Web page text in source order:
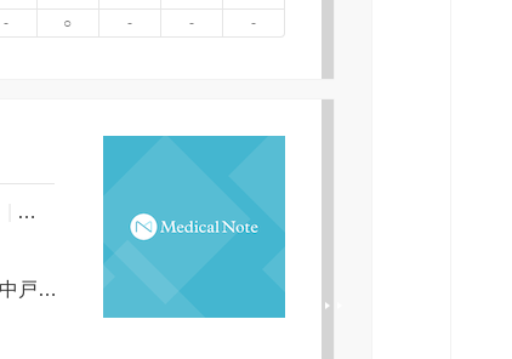
- ○ - - -
外科 整形外科
東武鉄道 野田線 川間駅 バス 25分 (バスの場合) 中戸停留所下車 徒歩約 0分